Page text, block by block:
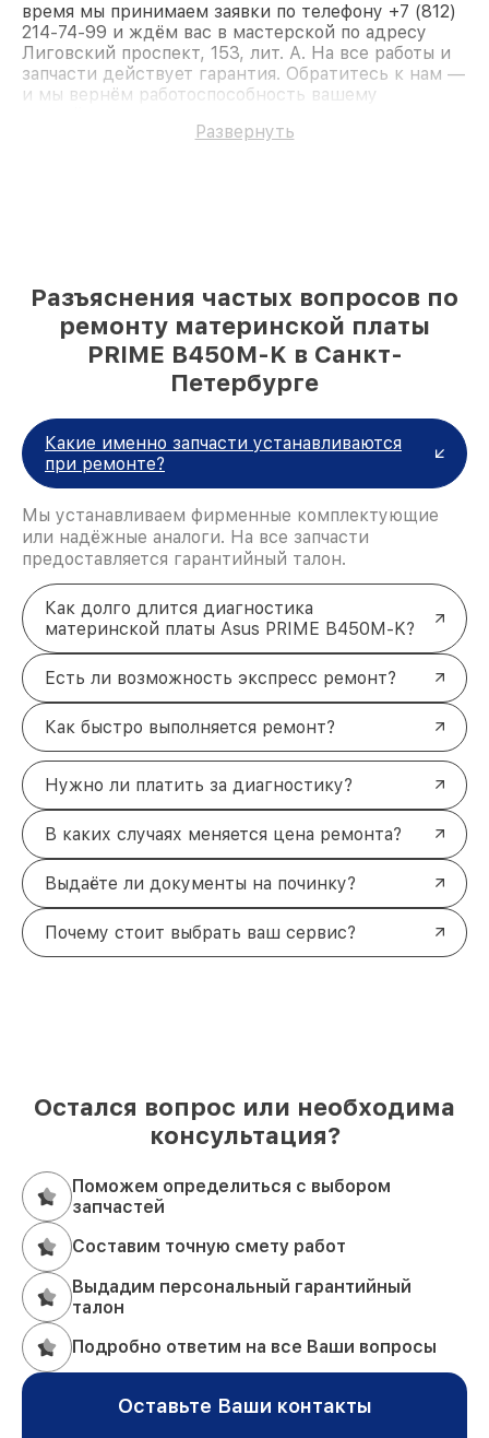
время мы принимаем заявки по телефону +7 (812)
214-74-99 и ждём вас в мастерской по адресу
Лиговский проспект, 153, лит. А. На все работы и
запчасти действует гарантия. Обратитесь к нам —
и мы вернём работоспособность вашему
Развернуть
Разъяснения частых вопросов по
ремонту материнской платы
PRIME B450M-K в Санкт-
Петербурге
Какие именно запчасти устанавливаются
при ремонте?
Мы устанавливаем фирменные комплектующие
или надёжные аналоги. На все запчасти
предоставляется гарантийный талон.
Как долго длится диагностика
материнской платы Asus PRIME B450M-K?
Есть ли возможность экспресс ремонт?
Как быстро выполняется ремонт?
Нужно ли платить за диагностику?
В каких случаях меняется цена ремонта?
Выдаёте ли документы на починку?
Почему стоит выбрать ваш сервис?
Остался вопрос или необходима
консультация?
Поможем определиться с выбором
запчастей
Составим точную смету работ
Выдадим персональный гарантийный
талон
Подробно ответим на все Ваши вопросы
Оставьте Ваши контакты